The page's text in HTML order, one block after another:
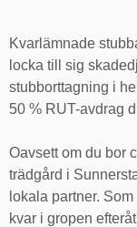
Kvarlämnade
locka till sig
stubborttagning i
50 % RUT-avdrag
Oavsett om du bor
trädgård i
lokala partner.
kvar i gropen